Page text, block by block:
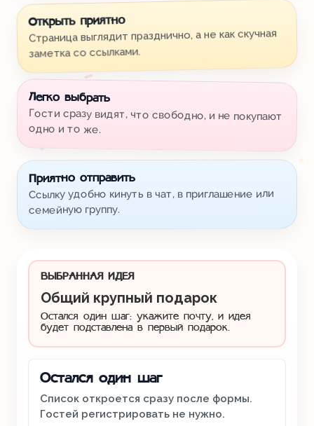
Открыть приятно
Страница выглядит празднично, а не как скучная
заметка со ссылками.
Легко выбрать
Гости сразу видят, что свободно, и не покупают
одно и то же.
Приятно отправить
Ссылку удобно кинуть в чат, в приглашение или
семейную группу.
ВЫБРАННАЯ ИДЕЯ
Общий крупный подарок
Остался один шаг: укажите почту, и идея
будет подставлена в первый подарок.
Остался один шаг
Список откроется сразу после формы.
Гостей регистрировать не нужно.